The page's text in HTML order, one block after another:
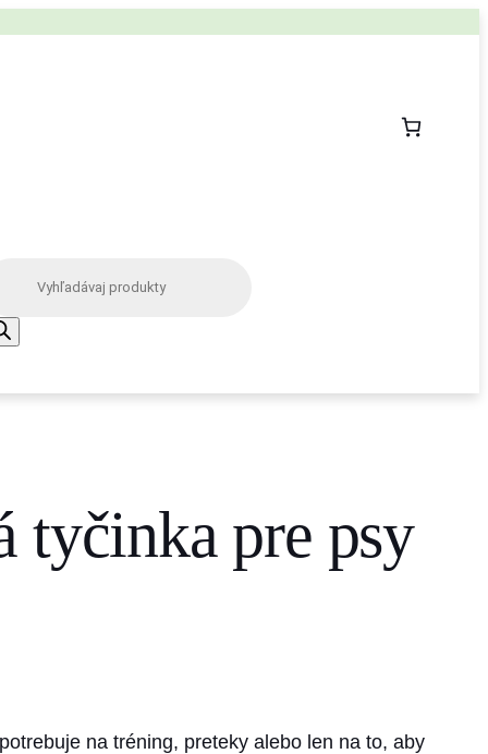
tyčinka pre psy
na tréning, preteky alebo len na to, aby